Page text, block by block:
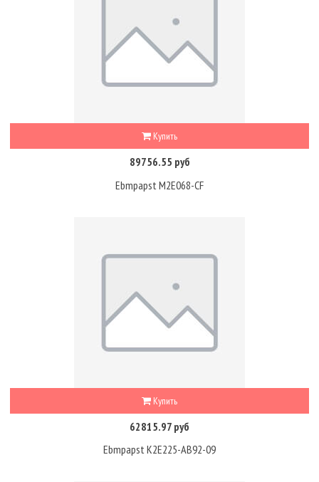
Купить
89756.55 руб
Ebmpapst M2E068-CF
Купить
62815.97 руб
Ebmpapst K2E225-AB92-09